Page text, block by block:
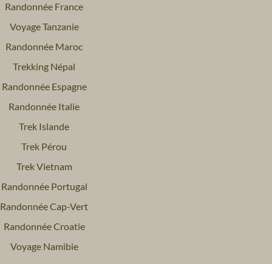
Randonnée France
Voyage Tanzanie
Randonnée Maroc
Trekking Népal
Randonnée Espagne
Randonnée Italie
Trek Islande
Trek Pérou
Trek Vietnam
Randonnée Portugal
Randonnée Cap-Vert
Randonnée Croatie
Voyage Namibie